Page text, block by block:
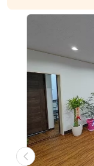
物件の価格を知る
お家の売却を学ぶ
不動産会社向け情報